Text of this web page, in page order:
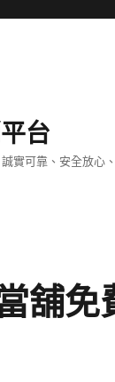
台
實可靠、安全放心
舖